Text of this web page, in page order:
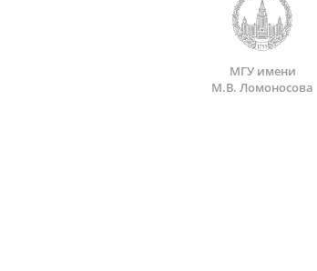
МГУ имени
М.В. Ломоносова